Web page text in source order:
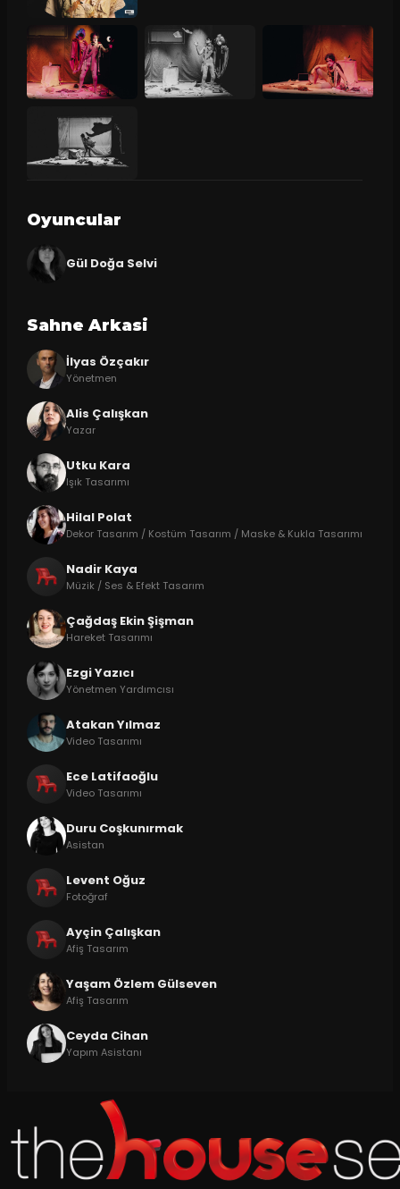
Oyuncular
Gül Doğa Selvi
Sahne Arkasi
İlyas Özçakır
Yönetmen
Alis Çalışkan
Yazar
Utku Kara
Işık Tasarımı
Hilal Polat
Dekor Tasarım / Kostüm Tasarım / Maske & Kukla Tasarımı
Nadir Kaya
Müzik / Ses & Efekt Tasarım
Çağdaş Ekin Şişman
Hareket Tasarımı
Ezgi Yazıcı
Yönetmen Yardımcısı
Atakan Yılmaz
Video Tasarımı
Ece Latifaoğlu
Video Tasarımı
Duru Coşkunırmak
Asistan
Levent Oğuz
Fotoğraf
Ayçin Çalışkan
Afiş Tasarım
Yaşam Özlem Gülseven
Afiş Tasarım
Ceyda Cihan
Yapım Asistanı